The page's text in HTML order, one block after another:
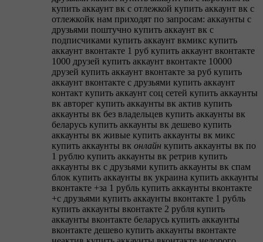
купить аккаунт вк с отлежкой купить аккаунт вк с
отлежкойк нам приходят по запросам: аккаунты с
друзьями поштучно купить аккаунт вк с
подписчиками купить аккаунт вкмикс купить
аккаунт вконтакте 1 руб купить аккаунт вконтакте
1000 друзей купить аккаунт вконтакте 10000
друзей купить аккаунт вконтакте за руб купить
аккаунт вконтакте с друзьями купить аккаунт
контакт купить аккаунт соц сетей купить аккаунты
вк авторег купить аккаунты вк актив купить
аккаунты вк без владельцев купить аккаунты вк
беларусь купить аккаунты вк дешево купить
аккаунты вк живые купить аккаунты вк микс
купить аккаунты вк онлайн купить аккаунты вк по
1 рублю купить аккаунты вк ретрив купить
аккаунты вк с друзьями купить аккаунты вк спам
блок купить аккаунты вк украина купить аккаунты
вконтакте +за 1 рубль купить аккаунты вконтакте
+с друзьями купить аккаунты вконтакте 1 рубль
купить аккаунты вконтакте 2 рубля купить
аккаунты вконтакте беларусь купить аккаунты
вконтакте дешево купить аккаунты вконтакте